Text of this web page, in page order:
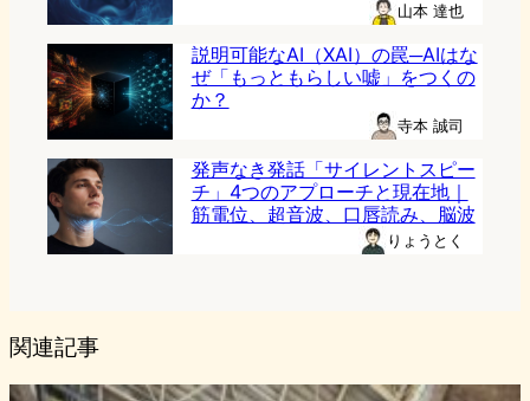
山本 達也
説明可能なAI（XAI）の罠─AIはな
ぜ「もっともらしい嘘」をつくの
か？
寺本 誠司
発声なき発話「サイレントスピー
チ」4つのアプローチと現在地｜
筋電位、超音波、口唇読み、脳波
りょうとく
関連記事